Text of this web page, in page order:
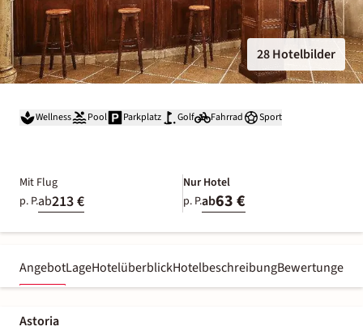
28 Hotelbilder
Wellness Pool Parkplatz Golf Fahrrad Sport
Mit Flug
p. P.ab213 €
Nur Hotel
p. P.ab63 €
AngebotLageHotelüberblickHotelbeschreibungBewertungen
Astoria